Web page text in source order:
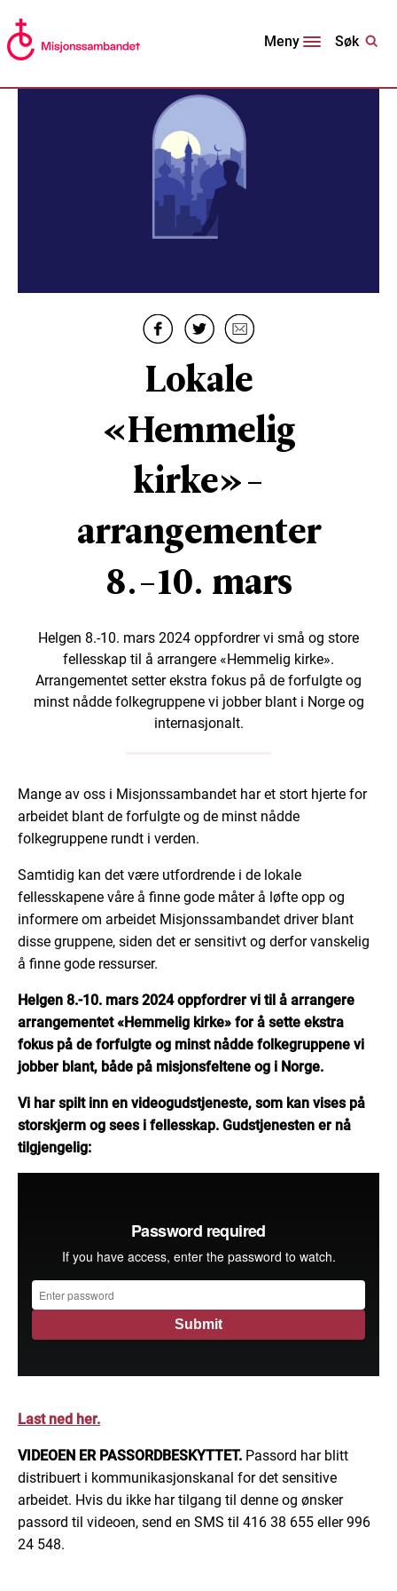
Meny Søk
Lokale
«Hemmelig
kirke»-
arrangementer
8.-10. mars
Helgen 8.-10. mars 2024 oppfordrer vi små og store
fellesskap til å arrangere «Hemmelig kirke».
Arrangementet setter ekstra fokus på de forfulgte og
minst nådde folkegruppene vi jobber blant i Norge og
internasjonalt.
Mange av oss i Misjonssambandet har et stort hjerte for
arbeidet blant de forfulgte og de minst nådde
folkegruppene rundt i verden.
Samtidig kan det være utfordrende i de lokale
fellesskapene våre å finne gode måter å løfte opp og
informere om arbeidet Misjonssambandet driver blant
disse gruppene, siden det er sensitivt og derfor vanskelig
å finne gode ressurser.
Helgen 8.-10. mars 2024 oppfordrer vi til å arrangere
arrangementet «Hemmelig kirke» for å sette ekstra
fokus på de forfulgte og minst nådde folkegruppene vi
jobber blant, både på misjonsfeltene og i Norge.
Vi har spilt inn en videogudstjeneste, som kan vises på
storskjerm og sees i fellesskap. Gudstjenesten er nå
tilgjengelig:
Last ned her.
VIDEOEN ER PASSORDBESKYTTET. Passord har blitt
distribuert i kommunikasjonskanal for det sensitive
arbeidet. Hvis du ikke har tilgang til denne og ønsker
passord til videoen, send en SMS til 416 38 655 eller 996
24 548.